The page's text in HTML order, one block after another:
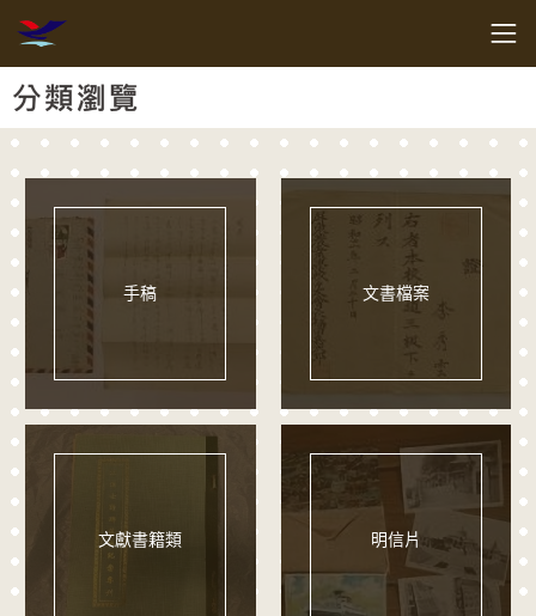
客家委員會客家文化發展中心
網頁導覽
分類瀏覽
手稿 文書檔案
文獻書籍類 明信片